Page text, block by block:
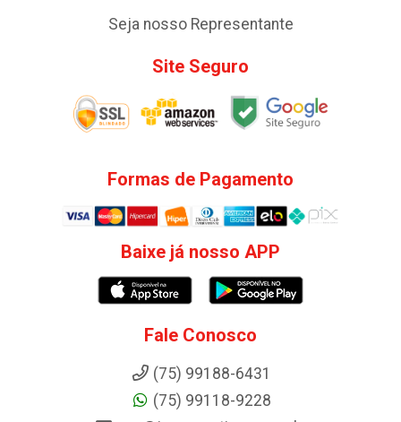
Seja nosso Representante
Site Seguro
Formas de Pagamento
Baixe já nosso APP
Fale Conosco
(75) 99188-6431
(75) 99118-9228